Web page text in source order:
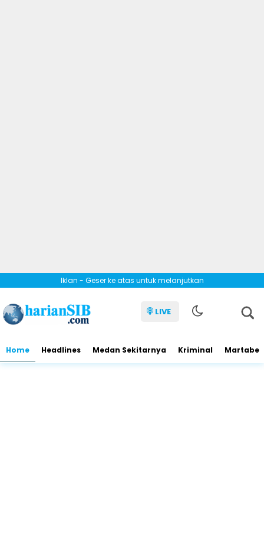
Iklan - Geser ke atas untuk melanjutkan
LIVE
Home Headlines Medan Sekitarnya Kriminal Martabe